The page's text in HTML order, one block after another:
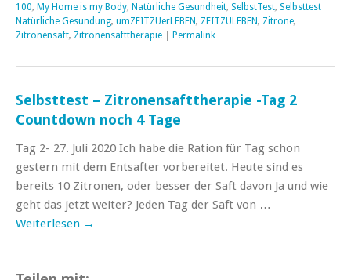
100, My Home is my Body, Natürliche Gesundheit, SelbstTest, Selbsttest
Natürliche Gesundung, umZEITZUerLEBEN, ZEITZULEBEN, Zitrone,
Zitronensaft, Zitronensafttherapie Permalink
Selbsttest – Zitronensafttherapie -Tag 2
Countdown noch 4 Tage
Tag 2- 27. Juli 2020 Ich habe die Ration für Tag schon
gestern mit dem Entsafter vorbereitet. Heute sind es
bereits 10 Zitronen, oder besser der Saft davon Ja und wie
geht das jetzt weiter? Jeden Tag der Saft von …
Weiterlesen →